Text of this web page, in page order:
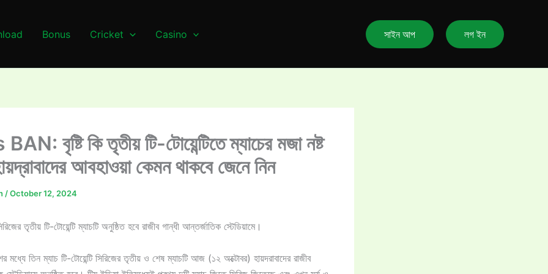
Bonus Cricket Casino সাইন আপ লগ ইন
বৃষ্টি কি তৃতীয় টি-টোয়েন্টিতে ম্যাচের মজা নষ্ট
আবহাওয়া কেমন থাকবে জেনে নিন
/October 12, 2024
তৃতীয় টি-টোয়েন্টি ম্যাচটি অনুষ্ঠিত হবে রাজীব গান্ধী আন্তর্জাতিক স্টেডিয়ামে।
মধ্যে তিন ম্যাচ টি-টোয়েন্টি সিরিজের তৃতীয় ও শেষ ম্যাচটি আজ (১২ অক্টোবর) হায়দরাবাদের রাজীব